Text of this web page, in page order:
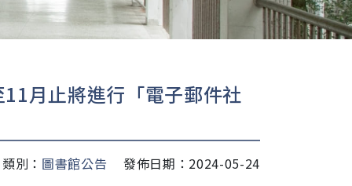
月止將進行「電子郵件社
類別： 圖書館公告 發佈日期：2024-05-24